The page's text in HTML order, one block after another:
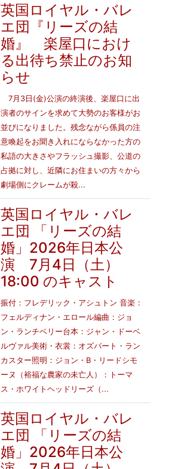
英国ロイヤル・バレ
エ団『リーズの結
婚』 楽屋口におけ
る出待ち禁止のお知
らせ
7月3日(金)公演の終演後、楽屋口に出
演者のサインを求めて大勢のお客様がお
並びになりました。残念ながら係員の注
意喚起をお聞き入れにならなかった方の
私語の大きさやフラッシュ撮影、公道の
占拠に対し、近隣にお住まいの方々から
劇場側にクレームが殺...
英国ロイヤル・バレ
エ団 「リーズの結
婚」2026年日本公
演 7月4日（土）
18:00 のキャスト
振付：フレデリック・アシュトン 音楽：
フェルディナン・エロール編曲：ジョ
ン・ランチベリー台本：ジャン・ドーベ
ルヴァル美術・衣裳：オズバート・ラン
カスター照明：ジョン・B・リードシモ
ーヌ（裕福な農家の未亡人）：トーマ
ス・ホワイトヘッドリーズ（...
英国ロイヤル・バレ
エ団 「リーズの結
婚」2026年日本公